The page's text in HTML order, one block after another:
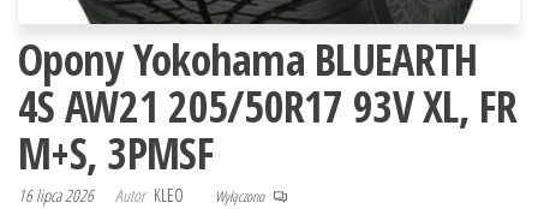
Opony Yokohama BLUEARTH
4S AW21 205/50R17 93V XL, FR
M+S, 3PMSF
16 lipca 2026 Autor KLEO Wyłączono